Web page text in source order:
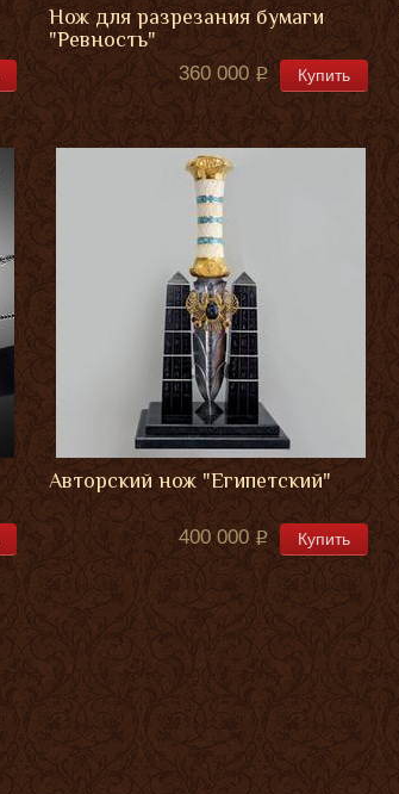
Нож для разрезания бумаги
"Ревность"
360 000 Купить
Авторский нож "Египетский"
400 000 Купить